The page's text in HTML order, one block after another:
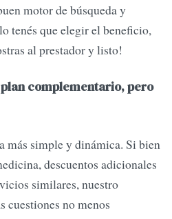
motor de búsqueda y
tenés que elegir el beneficio,
al prestador y listo!
complementario, pero
más simple y dinámica. Si bien
descuentos adicionales
similares, nuestro
cuestiones no menos